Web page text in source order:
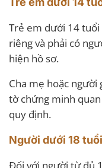
Trẻ em dưới 14
riêng và phải có
hiện hồ sơ.
Cha mẹ hoặc người
tờ chứng minh
quy định.
Người dưới 18 tuổi